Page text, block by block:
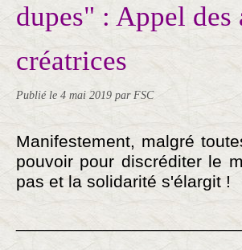
dupes" : Appel des
créatrices
Publié le 4 mai 2019 par FSC
Manifestement, malgré
pouvoir pour discréditer le
pas et la solidarité s'élargit !